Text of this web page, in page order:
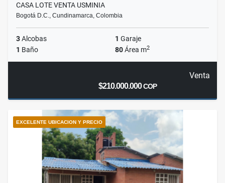
CASA LOTE VENTA USMINIA
Bogotá D.C., Cundinamarca, Colombia
3Alcobas 1 Garaje
1 Baño 80Área m2
Venta
$210.000.000COP
EXCELENTE UBICACION Y PRECIO